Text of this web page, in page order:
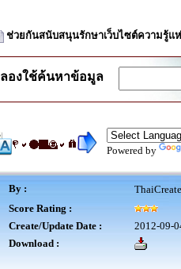
ช่วยกันสนับสนุนรักษาเว็บไซต์ความรู้แ
ลองใช้ค้นหาข้อมูล
Powered by
By :
Score Rating :
Create/Update Date :
2012-09-
Download :